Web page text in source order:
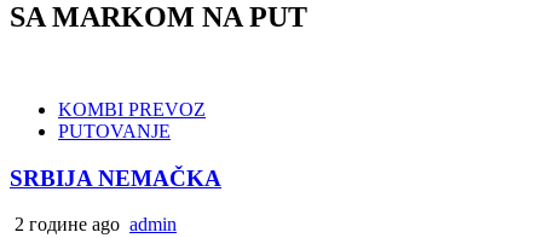
SA MARKOM NA PUT
KOMBI PREVOZ
PUTOVANJE
SRBIJA NEMAČKA
2 године ago admin